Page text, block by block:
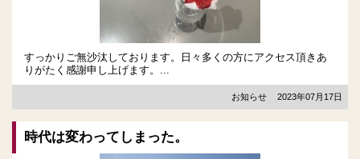
すっかりご無沙汰しております。日々多くの方にアクセス頂きあ
りがたく感謝申し上げます。...
お知らせ 2023年07月17日
時代は変わってしまった。